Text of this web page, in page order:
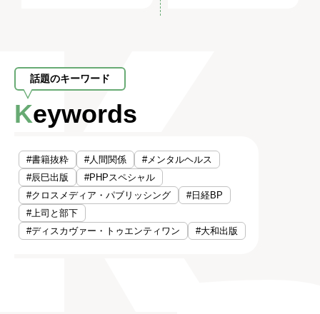
話題のキーワード
Keywords
#書籍抜粋 #人間関係
#メンタルヘルス
#辰巳出版
#PHPスペシャル
#クロスメディア・パブリッシング
#日経BP
#上司と部下
#ディスカヴァー・トゥエンティワン
#大和出版